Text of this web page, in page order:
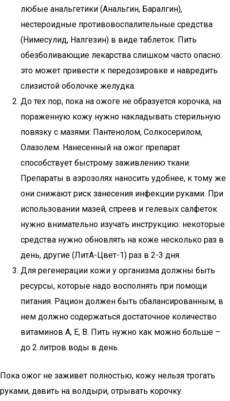
любые анальгетики (Анальгин, Баралгин),
нестероидные противовоспалительные средства
(Нимесулид, Налгезин) в виде таблеток. Пить
обезболивающие лекарства слишком часто опасно:
это может привести к передозировке и навредить
слизистой оболочке желудка.
До тех пор, пока на ожоге не образуется корочка, на
пораженную кожу нужно накладывать стерильную
повязку с мазями: Пантенолом, Солкосерилом,
Олазолем. Нанесенный на ожог препарат
способствует быстрому заживлению ткани.
Препараты в аэрозолях наносить удобнее, к тому же
они снижают риск занесения инфекции руками. При
использовании мазей, спреев и гелевых салфеток
нужно внимательно изучать инструкцию: некоторые
средства нужно обновлять на коже несколько раз в
день, другие (ЛитА-Цвет-1) раз в 2-3 дня.
Для регенерации кожи у организма должны быть
ресурсы, которые надо восполнять при помощи
питания. Рацион должен быть сбалансированным, в
нем должно содержаться достаточное количество
витаминов А, Е, В. Пить нужно как можно больше –
до 2 литров воды в день.
Пока ожог не заживет полностью, кожу нельзя трогать
руками, давить на волдыри, отрывать корочку.